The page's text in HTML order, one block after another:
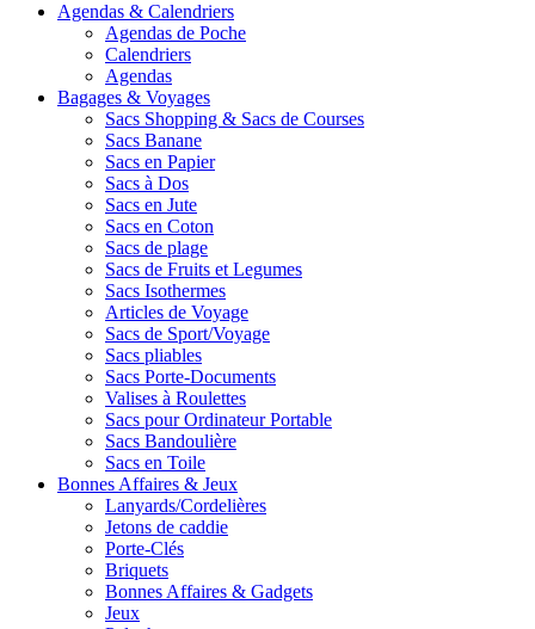
Agendas & Calendriers
Agendas de Poche
Calendriers
Agendas
Bagages & Voyages
Sacs Shopping & Sacs de Courses
Sacs Banane
Sacs en Papier
Sacs à Dos
Sacs en Jute
Sacs en Coton
Sacs de plage
Sacs de Fruits et Legumes
Sacs Isothermes
Articles de Voyage
Sacs de Sport/Voyage
Sacs pliables
Sacs Porte-Documents
Valises à Roulettes
Sacs pour Ordinateur Portable
Sacs Bandoulière
Sacs en Toile
Bonnes Affaires & Jeux
Lanyards/Cordelières
Jetons de caddie
Porte-Clés
Briquets
Bonnes Affaires & Gadgets
Jeux